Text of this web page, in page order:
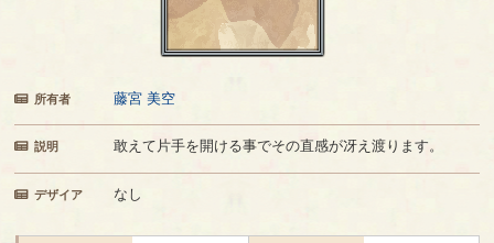
所有者 藤宮 美空
説明 敢えて片手を開ける事でその直感が冴え渡ります。
デザイア なし